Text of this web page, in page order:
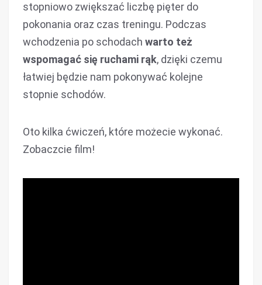
stopniowo zwiększać liczbę pięter do
pokonania oraz czas treningu. Podczas
wchodzenia po schodach warto też
wspomagać się ruchami rąk, dzięki czemu
łatwiej będzie nam pokonywać kolejne
stopnie schodów.
Oto kilka ćwiczeń, które możecie wykonać.
Zobaczcie film!